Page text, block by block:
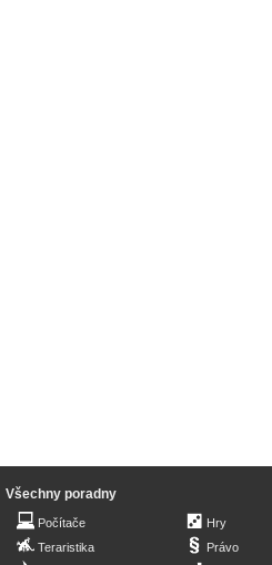
Všechny poradny
Počítače
Teraristika
Hry
Právo